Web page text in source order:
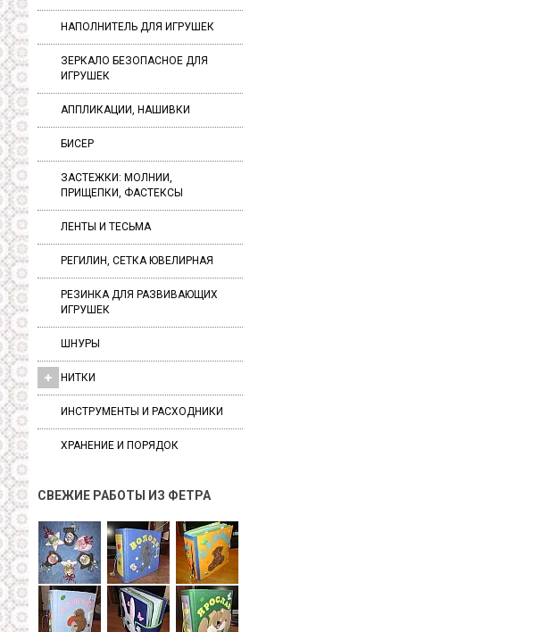
НАПОЛНИТЕЛЬ ДЛЯ ИГРУШЕК
ЗЕРКАЛО БЕЗОПАСНОЕ ДЛЯ
ИГРУШЕК
АППЛИКАЦИИ, НАШИВКИ
БИСЕР
ЗАСТЕЖКИ: МОЛНИИ,
ПРИЩЕПКИ, ФАСТЕКСЫ
ЛЕНТЫ И ТЕСЬМА
РЕГИЛИН, СЕТКА ЮВЕЛИРНАЯ
РЕЗИНКА ДЛЯ РАЗВИВАЮЩИХ
ИГРУШЕК
ШНУРЫ
НИТКИ
ИНСТРУМЕНТЫ И РАСХОДНИКИ
ХРАНЕНИЕ И ПОРЯДОК
СВЕЖИЕ РАБОТЫ ИЗ ФЕТРА